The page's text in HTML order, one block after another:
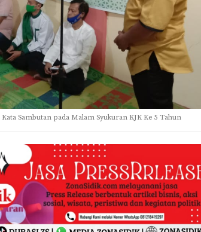
Sambutan pada Malam Syukuran KJK Ke 5 Tahun